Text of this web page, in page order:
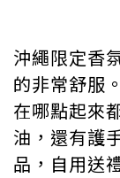
沖繩限定香
的非常舒服
在哪點起來
油，還有護
品，自用送